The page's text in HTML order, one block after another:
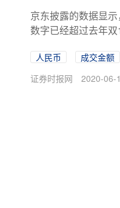
京东披露的数据显
数字已经超过去年
人民币
成交金额
证券时报网
2020-06-